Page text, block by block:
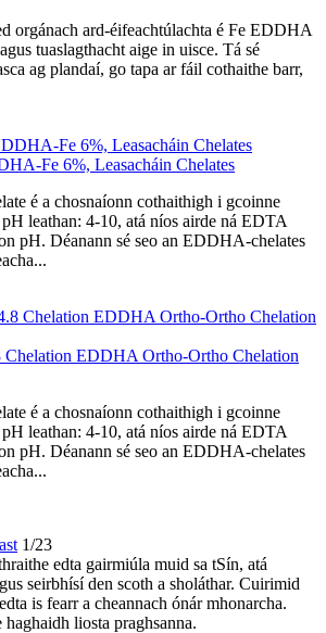
orgánach ard-éifeachtúlachta é Fe EDDHA
tuaslagthacht aige in uisce. Tá sé
ag plandaí, go tapa ar fáil cothaithe barr,
Fe 6%, Leasacháin Chelates
é a chosnaíonn cothaithigh i gcoinne
leathan: 4-10, atá níos airde ná EDTA
pH. Déanann sé seo an EDDHA-chelates
EDDHA Ortho-Ortho Chelation
é a chosnaíonn cothaithigh i gcoinne
leathan: 4-10, atá níos airde ná EDTA
pH. Déanann sé seo an EDDHA-chelates
1/23
edta gairmiúla muid sa tSín, atá
seirbhísí den scoth a sholáthar. Cuirimid
is fearr a cheannach ónár mhonarcha.
liosta praghsanna.